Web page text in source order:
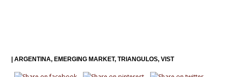
|ARGENTINA EMERGING MARKET TRIANGULOS VIST